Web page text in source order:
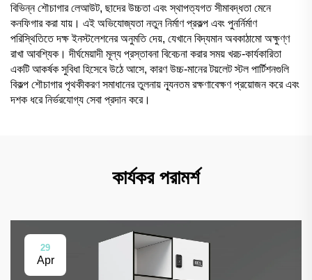
বিভিন্ন শৌচাগার লেআউট, ছাদের উচ্চতা এবং স্থাপত্যগত সীমাবদ্ধতা মেনে
কনফিগার করা যায়। এই অভিযোজ্যতা নতুন নির্মাণ প্রকল্প এবং পুনর্নির্মাণ
পরিস্থিতিতে দক্ষ ইনস্টলেশনের অনুমতি দেয়, যেখানে বিদ্যমান অবকাঠামো অক্ষুণ্ণ
রাখা আবশ্যিক। দীর্ঘমেয়াদী মূল্য প্রস্তাবনা বিবেচনা করার সময় খরচ-কার্যকারিতা
একটি আকর্ষক সুবিধা হিসেবে উঠে আসে, কারণ উচ্চ-মানের টয়লেট স্টল পার্টিশনগুলি
বিকল্প শৌচাগার পৃথকীকরণ সমাধানের তুলনায় ন্যূনতম রক্ষণাবেক্ষণ প্রয়োজন করে এবং
দশক ধরে নির্ভরযোগ্য সেবা প্রদান করে।
কার্যকর পরামর্শ
29
Apr